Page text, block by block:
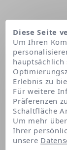
Startseite
Diese Seite
Um Ihren
Erlebnis zu
Für weitere
Präferenzen
Schaltfläche
Um mehr
Ihrer
unsere